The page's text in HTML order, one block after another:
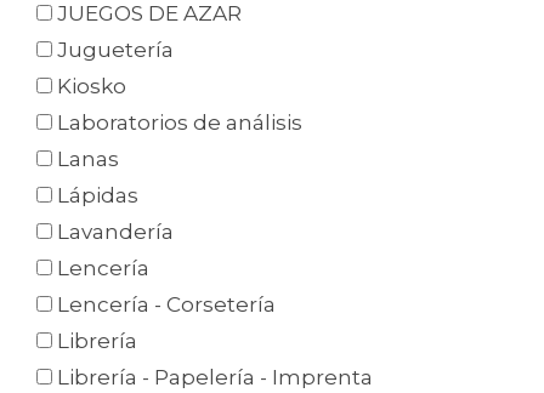
JUEGOS DE AZAR
Juguetería
Kiosko
Laboratorios de análisis
Lanas
Lápidas
Lavandería
Lencería
Lencería - Corsetería
Librería
Librería - Papelería - Imprenta